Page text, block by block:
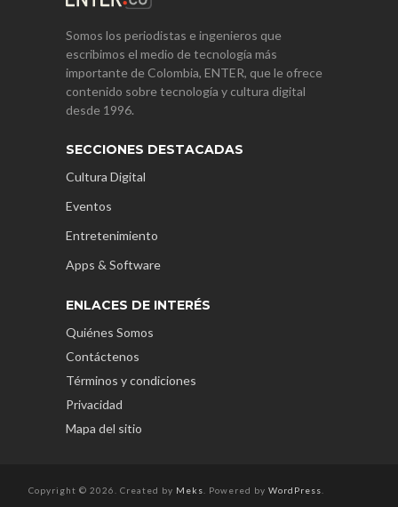
Somos los periodistas e ingenieros que
escribimos el medio de tecnología más
importante de Colombia, ENTER, que le ofrece
contenido sobre tecnología y cultura digital
desde 1996.
SECCIONES DESTACADAS
Cultura Digital
Eventos
Entretenimiento
Apps & Software
ENLACES DE INTERÉS
Quiénes Somos
Contáctenos
Términos y condiciones
Privacidad
Mapa del sitio
Copyright © 2026. Created by Meks . Powered by WordPress